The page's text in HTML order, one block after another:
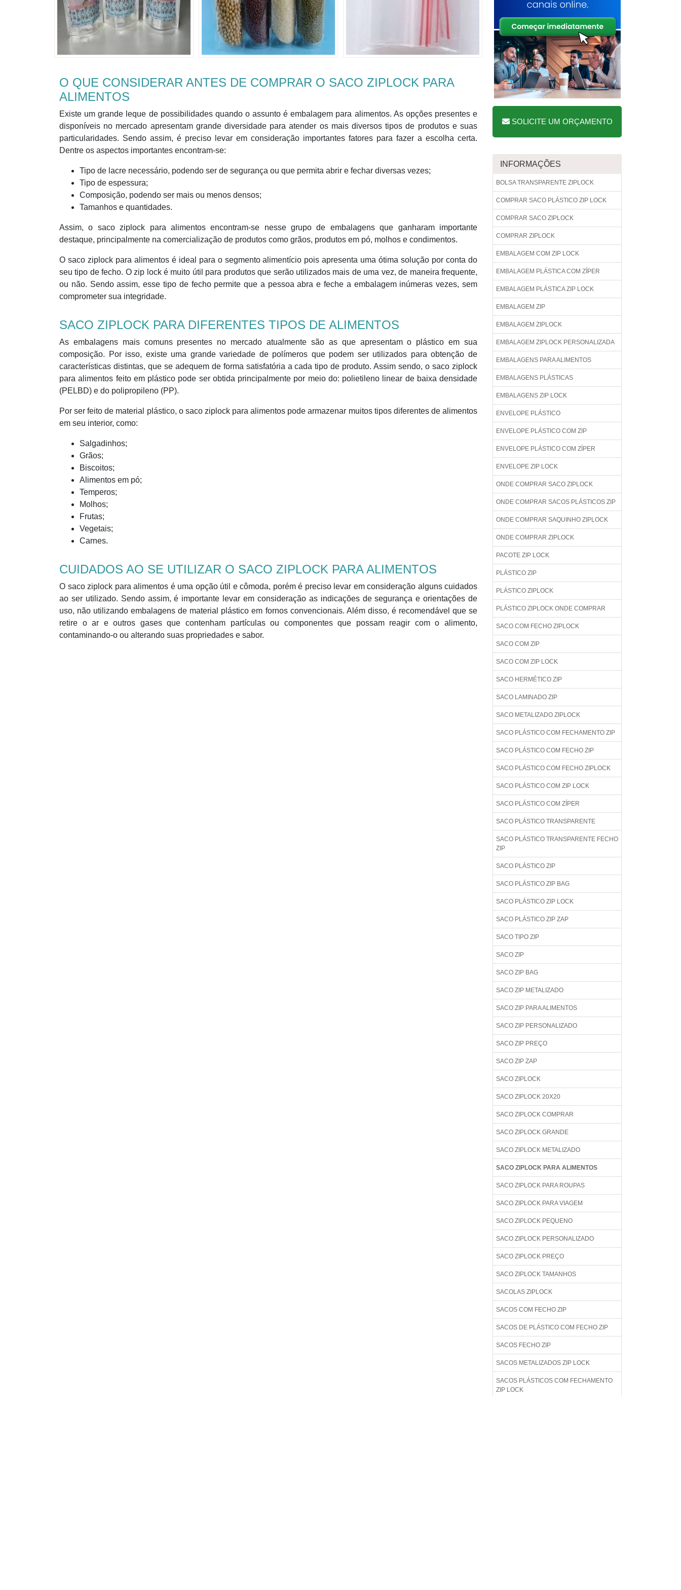
O QUE CONSIDERAR ANTES DE COMPRAR O SACO ZIPLOCK PARA
ALIMENTOS
Existe um grande leque de possibilidades quando o assunto é embalagem para alimentos. As opções presentes e
disponíveis no mercado apresentam grande diversidade para atender os mais diversos tipos de produtos e suas
particularidades. Sendo assim, é preciso levar em consideração importantes fatores para fazer a escolha certa.
Dentre os aspectos importantes encontram-se:
Tipo de lacre necessário, podendo ser de segurança ou que permita abrir e fechar diversas vezes;
Tipo de espessura;
Composição, podendo ser mais ou menos densos;
Tamanhos e quantidades.
Assim, o saco ziplock para alimentos encontram-se nesse grupo de embalagens que ganharam importante
destaque, principalmente na comercialização de produtos como grãos, produtos em pó, molhos e condimentos.
O saco ziplock para alimentos é ideal para o segmento alimentício pois apresenta uma ótima solução por conta do
seu tipo de fecho. O zip lock é muito útil para produtos que serão utilizados mais de uma vez, de maneira frequente,
ou não. Sendo assim, esse tipo de fecho permite que a pessoa abra e feche a embalagem inúmeras vezes, sem
comprometer sua integridade.
SACO ZIPLOCK PARA DIFERENTES TIPOS DE ALIMENTOS
As embalagens mais comuns presentes no mercado atualmente são as que apresentam o plástico em sua
composição. Por isso, existe uma grande variedade de polímeros que podem ser utilizados para obtenção de
características distintas, que se adequem de forma satisfatória a cada tipo de produto. Assim sendo, o saco ziplock
para alimentos feito em plástico pode ser obtida principalmente por meio do: polietileno linear de baixa densidade
(PELBD) e do polipropileno (PP).
Por ser feito de material plástico, o saco ziplock para alimentos pode armazenar muitos tipos diferentes de alimentos
em seu interior, como:
Salgadinhos;
Grãos;
Biscoitos;
Alimentos em pó;
Temperos;
Molhos;
Frutas;
Vegetais;
Carnes.
CUIDADOS AO SE UTILIZAR O SACO ZIPLOCK PARA ALIMENTOS
O saco ziplock para alimentos é uma opção útil e cômoda, porém é preciso levar em consideração alguns cuidados
ao ser utilizado. Sendo assim, é importante levar em consideração as indicações de segurança e orientações de
uso, não utilizando embalagens de material plástico em fornos convencionais. Além disso, é recomendável que se
retire o ar e outros gases que contenham partículas ou componentes que possam reagir com o alimento,
contaminando-o ou alterando suas propriedades e sabor.
SOLICITE UM ORÇAMENTO
INFORMAÇÕES
BOLSA TRANSPARENTE ZIPLOCK
COMPRAR SACO PLÁSTICO ZIP LOCK
COMPRAR SACO ZIPLOCK
COMPRAR ZIPLOCK
EMBALAGEM COM ZIP LOCK
EMBALAGEM PLÁSTICA COM ZÍPER
EMBALAGEM PLÁSTICA ZIP LOCK
EMBALAGEM ZIP
EMBALAGEM ZIPLOCK
EMBALAGEM ZIPLOCK PERSONALIZADA
EMBALAGENS PARA ALIMENTOS
EMBALAGENS PLÁSTICAS
EMBALAGENS ZIP LOCK
ENVELOPE PLÁSTICO
ENVELOPE PLÁSTICO COM ZIP
ENVELOPE PLÁSTICO COM ZÍPER
ENVELOPE ZIP LOCK
ONDE COMPRAR SACO ZIPLOCK
ONDE COMPRAR SACOS PLÁSTICOS ZIP
ONDE COMPRAR SAQUINHO ZIPLOCK
ONDE COMPRAR ZIPLOCK
PACOTE ZIP LOCK
PLÁSTICO ZIP
PLÁSTICO ZIPLOCK
PLÁSTICO ZIPLOCK ONDE COMPRAR
SACO COM FECHO ZIPLOCK
SACO COM ZIP
SACO COM ZIP LOCK
SACO HERMÉTICO ZIP
SACO LAMINADO ZIP
SACO METALIZADO ZIPLOCK
SACO PLÁSTICO COM FECHAMENTO ZIP
SACO PLÁSTICO COM FECHO ZIP
SACO PLÁSTICO COM FECHO ZIPLOCK
SACO PLÁSTICO COM ZIP LOCK
SACO PLÁSTICO COM ZÍPER
SACO PLÁSTICO TRANSPARENTE
SACO PLÁSTICO TRANSPARENTE FECHO
ZIP
SACO PLÁSTICO ZIP
SACO PLÁSTICO ZIP BAG
SACO PLÁSTICO ZIP LOCK
SACO PLÁSTICO ZIP ZAP
SACO TIPO ZIP
SACO ZIP
SACO ZIP BAG
SACO ZIP METALIZADO
SACO ZIP PARA ALIMENTOS
SACO ZIP PERSONALIZADO
SACO ZIP PREÇO
SACO ZIP ZAP
SACO ZIPLOCK
SACO ZIPLOCK 20X20
SACO ZIPLOCK COMPRAR
SACO ZIPLOCK GRANDE
SACO ZIPLOCK METALIZADO
SACO ZIPLOCK PARA ALIMENTOS
SACO ZIPLOCK PARA ROUPAS
SACO ZIPLOCK PARA VIAGEM
SACO ZIPLOCK PEQUENO
SACO ZIPLOCK PERSONALIZADO
SACO ZIPLOCK PREÇO
SACO ZIPLOCK TAMANHOS
SACOLAS ZIPLOCK
SACOS COM FECHO ZIP
SACOS DE PLÁSTICO COM FECHO ZIP
SACOS FECHO ZIP
SACOS METALIZADOS ZIP LOCK
SACOS PLÁSTICOS COM FECHAMENTO
ZIP LOCK